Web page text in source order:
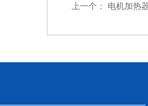
上一个： 电机加热